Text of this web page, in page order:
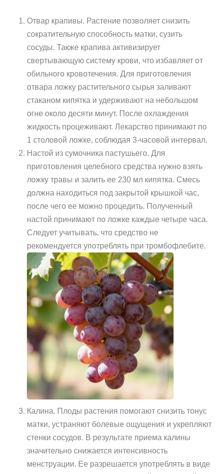
Отвар крапивы. Растение позволяет снизить
сократительную способность матки, сузить
сосуды. Также крапива активизирует
свертывающую систему крови, что избавляет от
обильного кровотечения. Для приготовления
отвара ложку растительного сырья заливают
стаканом кипятка и удерживают на небольшом
огне около десяти минут. После охлаждения
жидкость процеживают. Лекарство принимают по
1 столовой ложке, соблюдая 3-часовой интервал.
Настой из сумочника пастушьего. Для
приготовления целебного средства нужно взять
ложку травы и залить ее 230 мл кипятка. Смесь
должна находиться под закрытой крышкой час,
после чего ее можно процедить. Полученный
настой принимают по ложке каждые четыре часа.
Следует учитывать, что средство не
рекомендуется употреблять при тромбофлебите.
Калина. Плоды растения помогают снизить тонус
матки, устраняют болевые ощущения и укрепляют
стенки сосудов. В результате приема калины
значительно снижается интенсивность
менструации. Ее разрешается употреблять в виде